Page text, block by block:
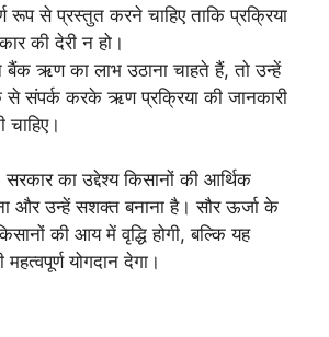
रूप से प्रस्तुत करने चाहिए ताकि प्रक्रिया
की देरी न हो।
बैंक ऋण का लाभ उठाना चाहते हैं, तो उन्हें
संपर्क करके ऋण प्रक्रिया की जानकारी
चाहिए।
का उद्देश्य किसानों की आर्थिक
और उन्हें सशक्त बनाना है। सौर ऊर्जा के
की आय में वृद्धि होगी, बल्कि यह
महत्वपूर्ण योगदान देगा।